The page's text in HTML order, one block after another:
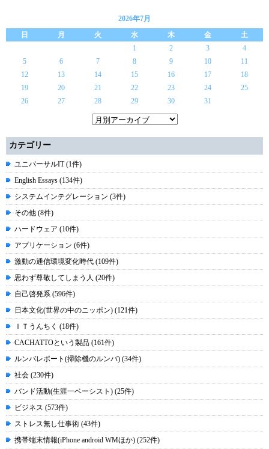
2026年7月
日
月 火 水 木 金
土
1
2 3
4
5
6 7 8 9 10
11
12
13 14 15 16 17
18
19
20 21 22 23 24
25
26
27 28 29 30 31
カテゴリー
ユニバーサルIT (1件)
English Essays (134件)
システムインテグレーション (3件)
その他 (8件)
ハードウェア (10件)
アプリケーション (6件)
激動の通信環境変化時代 (109件)
思わず尊敬してしまう人 (20件)
自己啓発系 (596件)
日本文化(世界の中のニッポン) (121件)
ＩＴうんちく (18件)
CACHATTOという製品 (161件)
ルンバレポート(掃除機のルンバ) (34件)
社会 (230件)
バンド活動(生涯一ベーシスト) (25件)
ビジネス (573件)
ストレス無し仕事術 (43件)
携帯端末情報(iPhone android WMほか) (252件)